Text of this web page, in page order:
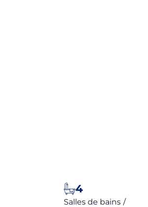
4
Salles de bains /